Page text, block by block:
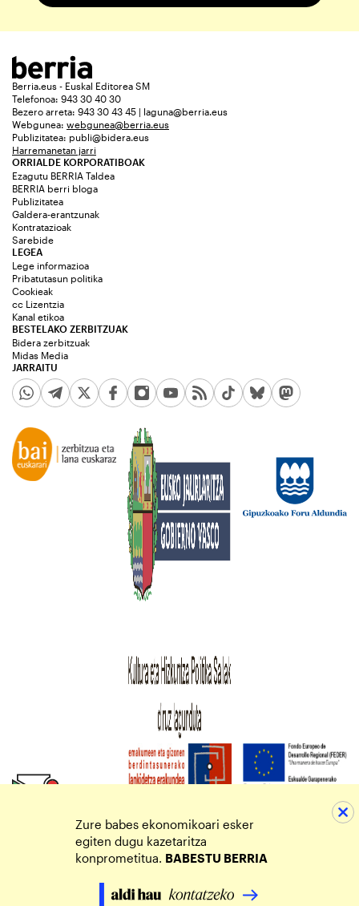
Berria.eus - Euskal Editorea SM
Telefonoa: 943 30 40 30
Bezero arreta: 943 30 43 45 | laguna@berria.eus
Webgunea: webgunea@berria.eus
Publizitatea: publi@bidera.eus
Harremanetan jarri
ORRIALDE KORPORATIBOAK
Ezagutu BERRIA Taldea
BERRIA berri bloga
Publizitatea
Galdera-erantzunak
Kontratazioak
Sarebide
JARRAITU
LEGEA
Lege informazioa
Pribatutasun politika
Cookieak
cc Lizentzia
Kanal etikoa
BESTELAKO ZERBITZUAK
Bidera zerbitzuak
Midas Media
Zure babes ekonomikoari esker
egiten dugu kazetaritza
konprometitua. BABESTU BERRIA